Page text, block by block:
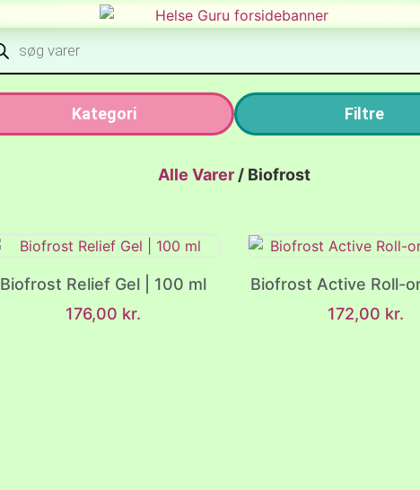
Kategori Filtre
Alle Varer / Biofrost
Biofrost Relief Gel | 100 ml
176,00 kr.
Biofrost Active Roll-
172,00 kr.